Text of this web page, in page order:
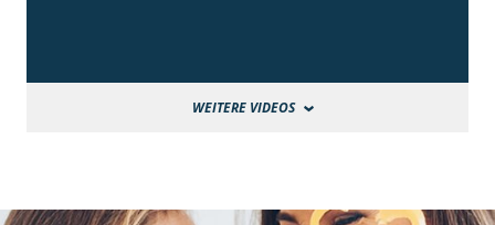
WEITERE VIDEOS